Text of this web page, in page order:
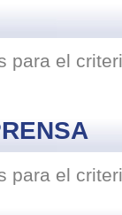
para el
para el